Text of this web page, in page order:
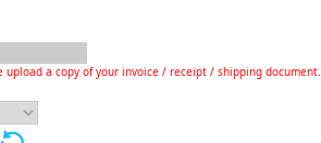
upload a copy of your invoice / receipt / shipping document.